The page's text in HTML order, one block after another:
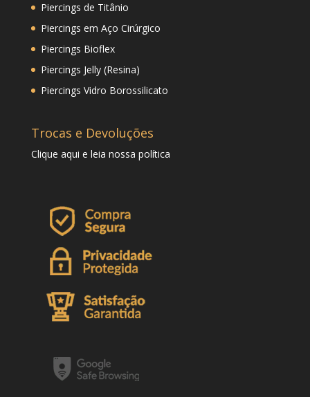
Piercings de Titânio
Piercings em Aço Cirúrgico
Piercings Bioflex
Piercings Jelly (Resina)
Piercings Vidro Borossilicato
Trocas e Devoluções
Clique aqui e leia nossa política